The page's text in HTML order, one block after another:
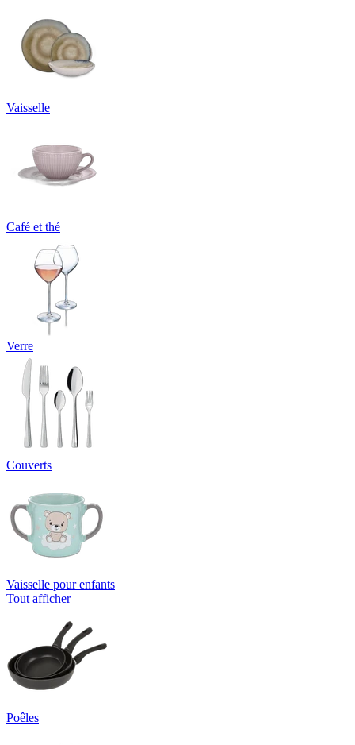
Vaisselle
Café et thé
Verre
Couverts
Vaisselle pour enfants
Tout afficher
Poêles